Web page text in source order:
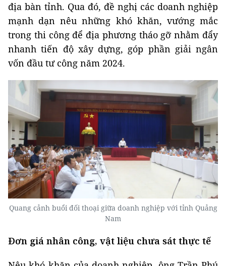
địa bàn tỉnh. Qua đó, đề nghị các doanh nghiệp
mạnh dạn nêu những khó khăn, vướng mắc
trong thi công để địa phương tháo gỡ nhằm đẩy
nhanh tiến độ xây dựng, góp phần giải ngân
vốn đầu tư công năm 2024.
Quang cảnh buổi đối thoại giữa doanh nghiệp với tỉnh Quảng
Nam
Đơn giá nhân công, vật liệu chưa sát thực tế